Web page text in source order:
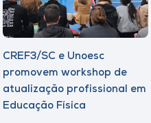
CREF3/SC e Unoesc
promovem workshop de
atualização profissional em
Educação Física